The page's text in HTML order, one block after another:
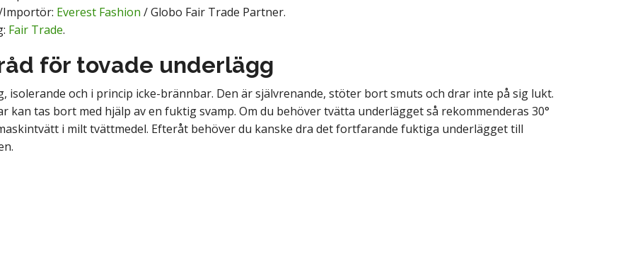
Importör: Everest Fashion / Globo Fair Trade Partner.
Fair Trade.
för tovade underlägg
isolerande och i princip icke-brännbar. Den är självrenande, stöter bort smuts och drar inte på sig lukt.
kan tas bort med hjälp av en fuktig svamp. Om du behöver tvätta underlägget så rekommenderas 30°
i milt tvättmedel. Efteråt behöver du kanske dra det fortfarande fuktiga underlägget till